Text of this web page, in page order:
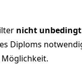
nicht
Diploms